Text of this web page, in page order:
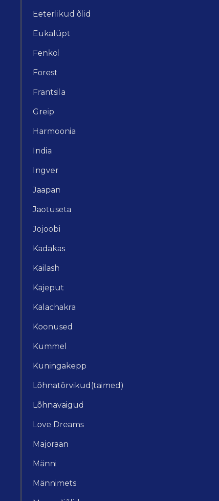
Eeterlikud õlid
Eukalüpt
Fenkol
Forest
Frantsila
Greip
Harmoonia
India
Ingver
Jaapan
Jaotuseta
Jojoobi
Kadakas
Kailash
Kajeput
Kalachakra
Koonused
Kummel
Kuningakepp
Lõhnatõrvikud(taimed)
Lõhnavaigud
Love Dreams
Majoraan
Männi
Männimets